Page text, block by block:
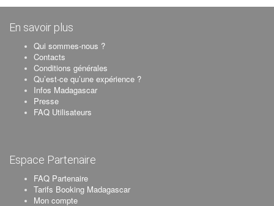
En savoir plus
Qui sommes-nous ?
Contacts
Conditions générales
Qu’est-ce qu’une expérience ?
Infos Madagascar
Presse
FAQ Utilisateurs
Espace Partenaire
FAQ Partenaire
Tarifs Booking Madagascar
Mon compte